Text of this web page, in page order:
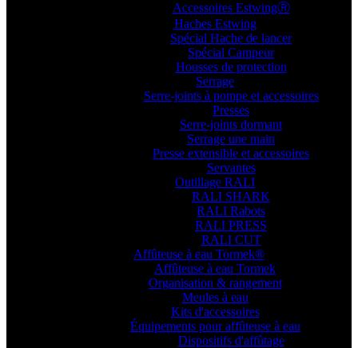
Accessoires EstwingⓇ
Haches Estwing
Spécial Hache de lancer
Spécial Campeur
Housses de protection
Serrage
Serre-joints à pompe et accessoires
Presses
Serre-joints dormant
Serrage une main
Presse extensible et accessoires
Servantes
Outillage RALI
RALI SHARK
RALI Rabots
RALI PRESS
RALI CUT
Affûteuse à eau Tormek®
Affûteuse à eau Tormek
Organisation & rangement
Meules à eau
Kits d'accessoires
Équipements pour affûteuse à eau
Dispositifs d'affûtage